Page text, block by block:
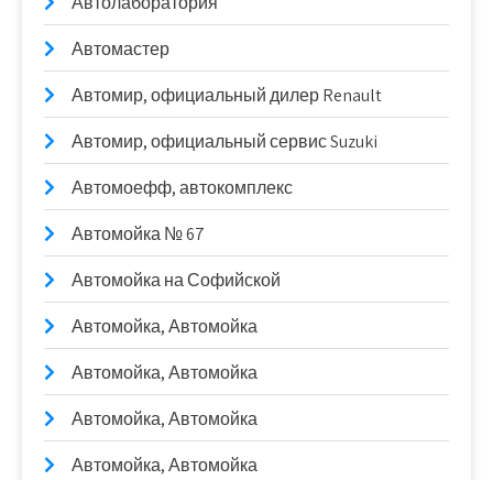
Автомастер
Автомир, официальный дилер Renault
Автомир, официальный сервис Suzuki
Автомоефф, автокомплекс
Автомойка № 67
Автомойка на Софийской
Автомойка, Автомойка
Автомойка, Автомойка
Автомойка, Автомойка
Автомойка, Автомойка